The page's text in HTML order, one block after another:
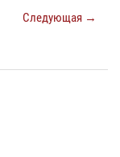
Следующая →